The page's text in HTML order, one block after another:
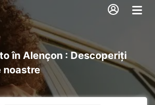
în Alençon : Descoperiți
noastre